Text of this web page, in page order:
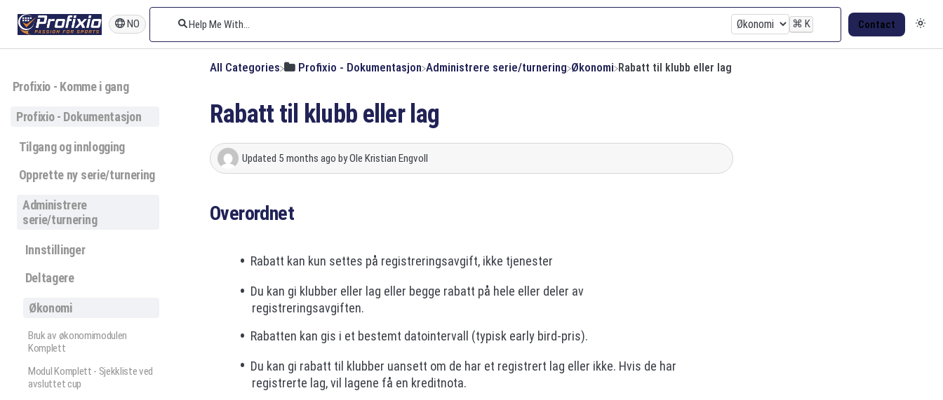
NO ⌘ K Contact
Profixio - Komme i gang
Profixio - Dokumentasjon
Tilgang og innlogging
Opprette ny serie/turnering
Administrere
serie/turnering
Innstillinger
Deltagere
Økonomi
Bruk av økonomimodulen
Komplett
Modul Komplett - Sjekkliste ved
avsluttet cup
All Categories ​Profixio - Dokumentasjon ​Administrere serie/turnering ​Økonomi Rabatt til klubb eller lag
Rabatt til klubb eller lag
Updated 5 months ago byOle Kristian Engvoll
Overordnet
Rabatt kan kun settes på registreringsavgift, ikke tjenester
Du kan gi klubber eller lag eller begge rabatt på hele eller deler av
registreringsavgiften.
Rabatten kan gis i et bestemt datointervall (typisk early bird-pris).
Du kan gi rabatt til klubber uansett om de har et registrert lag eller ikke. Hvis de har
registrerte lag, vil lagene få en kreditnota.